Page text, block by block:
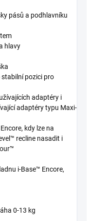
pásů a podhlavníku
hlavy
stabilní pozici pro
adaptéry i
adaptéry typu Maxi-
kdy lze na
recline nasadit i
i-Base™ Encore,
0-13 kg